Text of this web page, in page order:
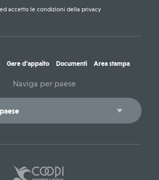
accetto le condizioni della privacy
Gare d'appalto Documenti Area stampa
Naviga per paese